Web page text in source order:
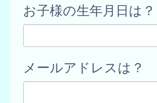
お子様の生年月日は
メールアドレスは？